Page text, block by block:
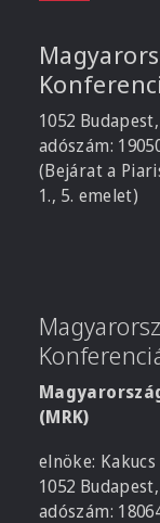
1052
adószám:
(Bejárat a
1., 5. emelet)
(MRK)
elnöke: Kakucs
1052
adószám: